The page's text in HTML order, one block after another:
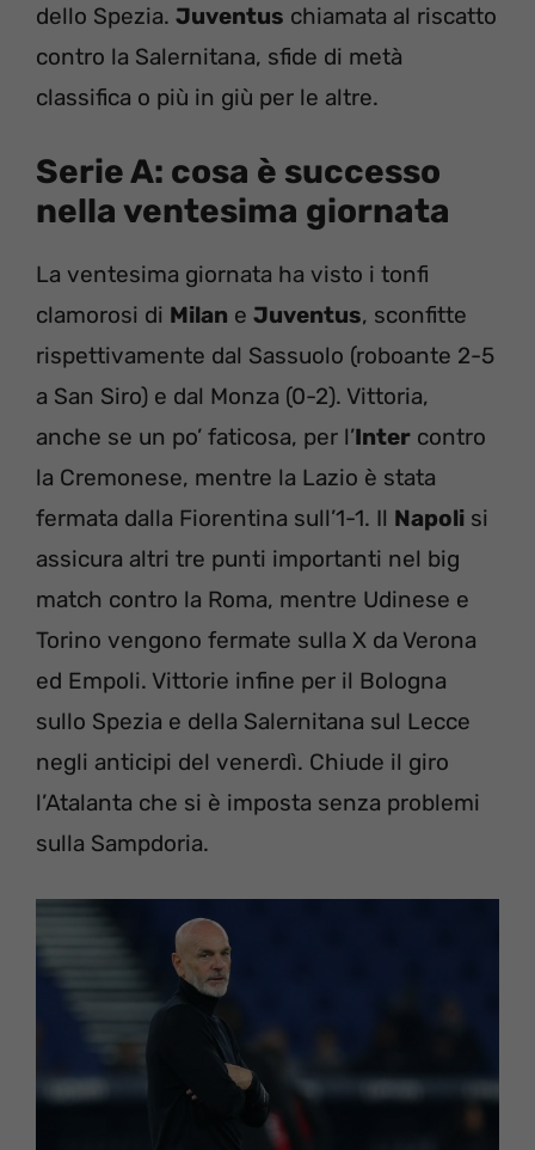
dello Spezia. Juventus chiamata al riscatto
contro la Salernitana, sfide di metà
classifica o più in giù per le altre.
Serie A: cosa è successo
nella ventesima giornata
La ventesima giornata ha visto i tonfi
clamorosi di Milan e Juventus, sconfitte
rispettivamente dal Sassuolo (roboante 2-5
a San Siro) e dal Monza (0-2). Vittoria,
anche se un po’ faticosa, per l’Inter contro
la Cremonese, mentre la Lazio è stata
fermata dalla Fiorentina sull’1-1. Il Napoli si
assicura altri tre punti importanti nel big
match contro la Roma, mentre Udinese e
Torino vengono fermate sulla X da Verona
ed Empoli. Vittorie infine per il Bologna
sullo Spezia e della Salernitana sul Lecce
negli anticipi del venerdì. Chiude il giro
l’Atalanta che si è imposta senza problemi
sulla Sampdoria.